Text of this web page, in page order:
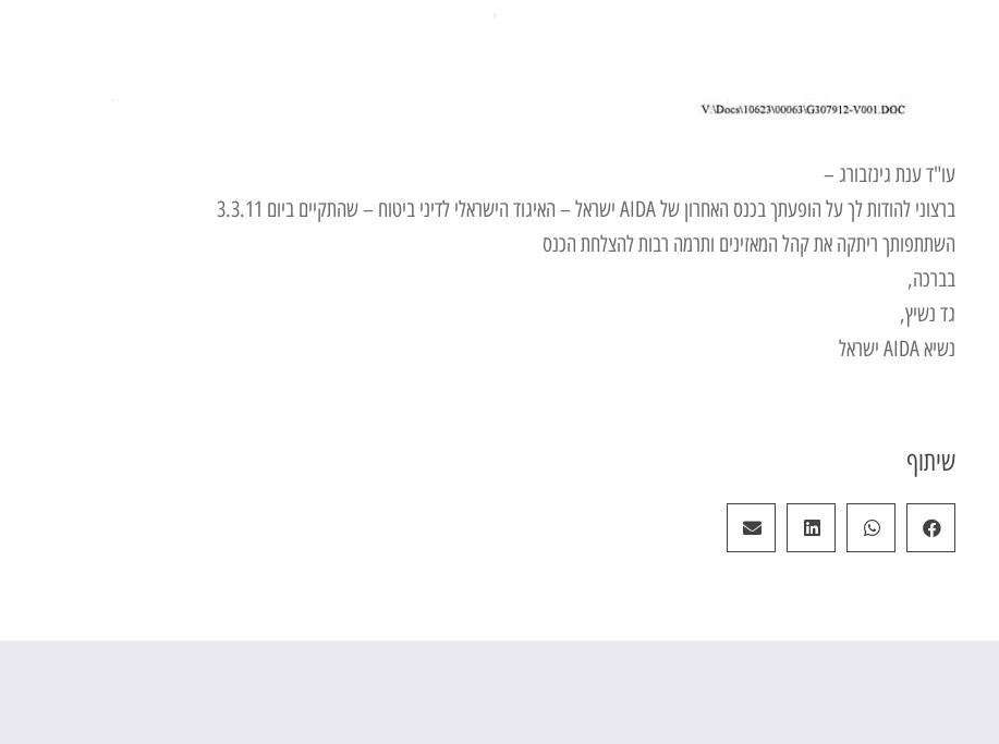
עו"ד ענת גינזבורג –
ברצוני להודות לך על הופעתך בכנס האחרון של AIDA ישראל – האיגוד הישראלי לדיני ביטוח – שהתקיים ביום 3.3.11
השתתפותך ריתקה את קהל המאזינים ותרמה רבות להצלחת הכנס
בברכה,
גד נשיץ,
נשיא AIDA ישראל
שיתוף